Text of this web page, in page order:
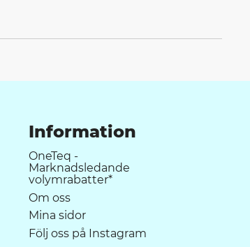
Information
OneTeq -
Marknadsledande
volymrabatter*
Om oss
Mina sidor
Följ oss på Instagram